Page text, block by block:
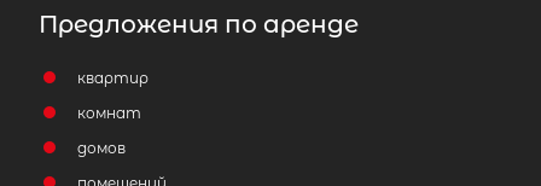
Предложения по аренде
квартир
комнат
домов